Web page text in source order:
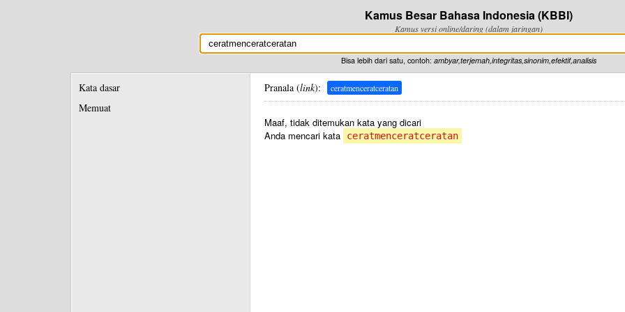
Kamus Besar Bahasa Indonesia (KBBI)
Kamus versi online/daring (dalam jaringan)
Bisa lebih dari satu, contoh: ambyar,terjemah,integritas,sinonim,efektif,analisis
Kata dasar
Memuat
Pranala (link): ceratmenceratceratan
Maaf, tidak ditemukan kata yang dicari
Anda mencari kata
ceratmenceratceratan